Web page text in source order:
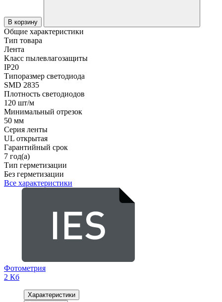
В корзину
Общие характеристики
Тип товара
Лента
Класс пылевлагозащиты
IP20
Типоразмер светодиода
SMD 2835
Плотность светодиодов
120 шт/м
Минимальный отрезок
50 мм
Серия ленты
UL открытая
Гарантийный срок
7 год(а)
Тип герметизации
Без герметизации
Все характеристики
Фотометрия
2 Кб
Характеристики